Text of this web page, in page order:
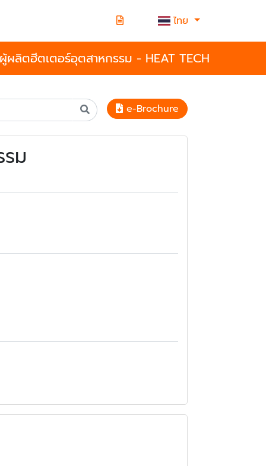
ไทย
ผู้ผลิตฮีตเตอร์อุตสาหกรรม - HEAT TECH
e-Brochure
ม